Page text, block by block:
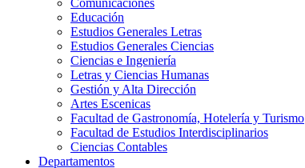
Comunicaciones
Educación
Estudios Generales Letras
Estudios Generales Ciencias
Ciencias e Ingeniería
Letras y Ciencias Humanas
Gestión y Alta Dirección
Artes Escenicas
Facultad de Gastronomía, Hotelería y Turismo
Facultad de Estudios Interdisciplinarios
Ciencias Contables
Departamentos